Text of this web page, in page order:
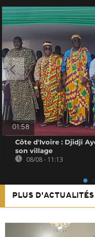
01:58
Côte d'Ivoire : Djidji
son village
08/08 - 11:13
PLUS D'ACTUALITÉS